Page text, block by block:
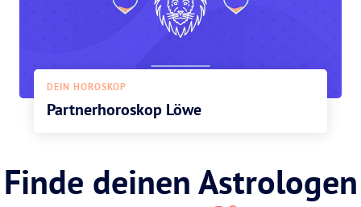
DEIN HOROSKOP
Partnerhoroskop Löwe
Finde deinen Astrologen